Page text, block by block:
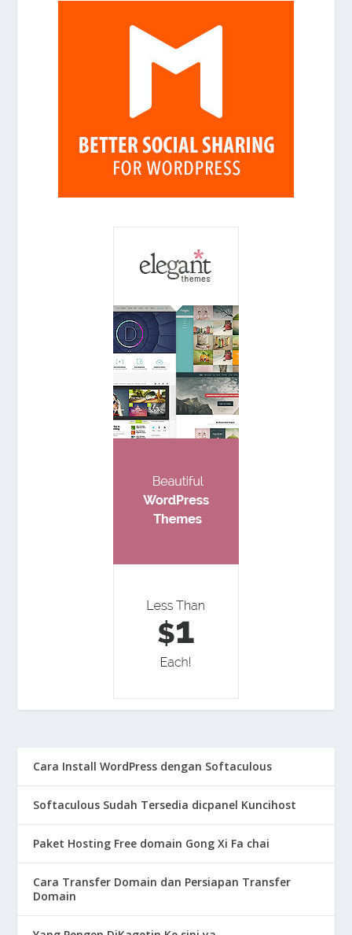
Cara Install WordPress dengan Softaculous
Softaculous Sudah Tersedia dicpanel Kuncihost
Paket Hosting Free domain Gong Xi Fa chai
Cara Transfer Domain dan Persiapan Transfer
Domain